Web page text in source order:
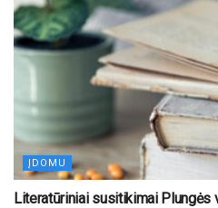
ĮDOMU
Literatūriniai susitikimai Plungės